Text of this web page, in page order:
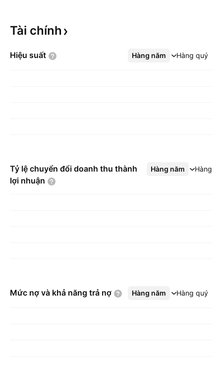
Tài chính
Hiệu suất Hàng năm Hàng quý
Xem thêm
Tỷ lệ chuyển đổi doanh thu thành
lợi nhuận
Hàng năm Hàng
Xem thêm
Mức nợ và khả năng trả nợ Hàng năm Hàng quý
Xem thêm